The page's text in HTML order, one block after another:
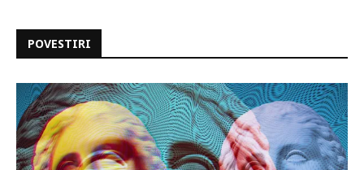
POVESTIRI